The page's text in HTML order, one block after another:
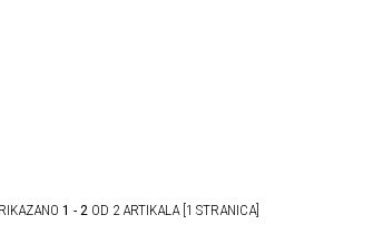
1 - 2 OD 2 ARTIKALA [1 STRANICA]